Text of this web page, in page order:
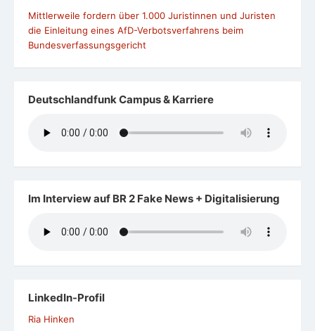
Mittlerweile fordern über 1.000 Juristinnen und Juristen
die Einleitung eines AfD-Verbotsverfahrens beim
Bundesverfassungsgericht
Deutschlandfunk Campus & Karriere
Im Interview auf BR 2 Fake News + Digitalisierung
LinkedIn-Profil
Ria Hinken